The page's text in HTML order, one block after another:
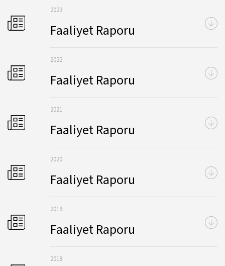
2023
Faaliyet Raporu
2022
Faaliyet Raporu
2021
Faaliyet Raporu
2020
Faaliyet Raporu
2019
Faaliyet Raporu
2018